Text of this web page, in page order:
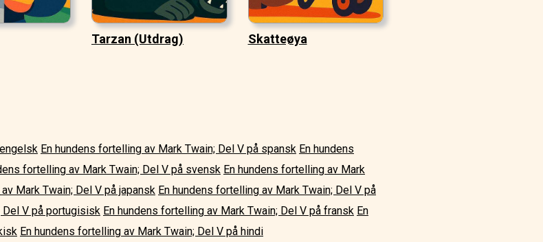
Tarzan (Utdrag) Skatteøya
En hundens fortelling av Mark Twain; Del V på spansk En hundens
fortelling av Mark Twain; Del V på svensk En hundens fortelling av Mark
Mark Twain; Del V på japansk En hundens fortelling av Mark Twain; Del V på
Del V på portugisisk En hundens fortelling av Mark Twain; Del V på fransk En
En hundens fortelling av Mark Twain; Del V på hindi